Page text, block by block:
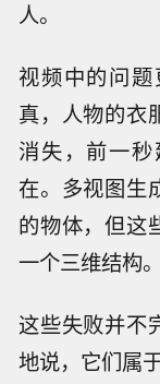
人。
视频中的问
真，人物的衣
消失，前一
在。多视图生
的物体，但这
一个三维结构。
这些失败并不
地说，它们属